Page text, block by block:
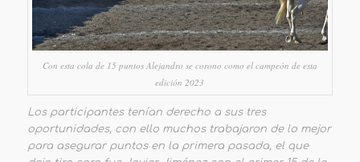
Con esta cola de 15 puntos Alejandro se corono como el campeón de esta
edición 2023
Los participantes tenían derecho a sus tres
oportunidades, con ello muchos trabajaron de lo mejor
para asegurar puntos en la primera pasada, el que